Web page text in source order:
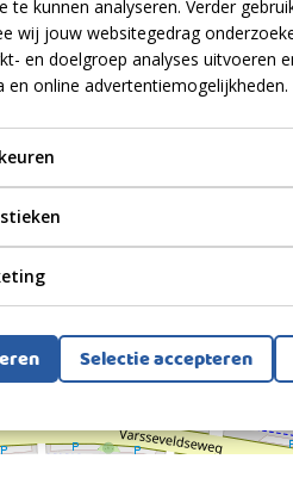
te kunnen analyseren. Verder
wij jouw websitegedrag
en doelgroep analyses uitvoeren
en online advertentiemogelijkheden.
Selectie accepteren